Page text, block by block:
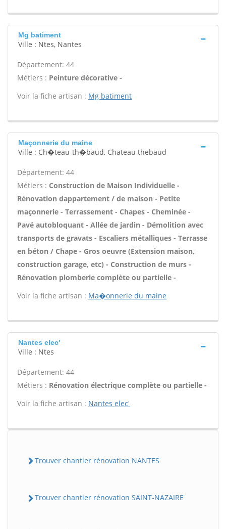
Mg batiment
Ville : Ntes, Nantes
Département: 44
Métiers : Peinture décorative -
Voir la fiche artisan : Mg batiment
Maçonnerie du maine
Ville : Ch�teau-th�baud, Chateau thebaud
Département: 44
Métiers : Construction de Maison Individuelle -
Rénovation dappartement / de maison - Petite
maçonnerie - Terrassement - Chapes - Cheminée -
Pavé autobloquant - Allée de jardin - Démolition avec
transports de gravats - Escaliers métalliques - Terrasse
en béton / Chape - Gros oeuvre (Extension maison,
construction garage, etc) - Construction de murs -
Rénovation plomberie complète ou partielle -
Voir la fiche artisan : Ma�onnerie du maine
Nantes elec'
Ville : Ntes
Département: 44
Métiers : Rénovation électrique complète ou partielle -
Voir la fiche artisan : Nantes elec'
Trouver chantier rénovation NANTES
Trouver chantier rénovation SAINT-NAZAIRE